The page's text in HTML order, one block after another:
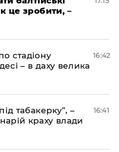
це зробити, –
стадіону
– в даху велика
16:42
табакерку”, –
краху влади
16:41